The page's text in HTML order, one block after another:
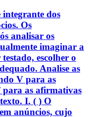
integrante dos
Os
analisar os
imaginar a
escolher o
Analise as
V para as
para as afirmativas
I. ( ) O
anúncios, cujo